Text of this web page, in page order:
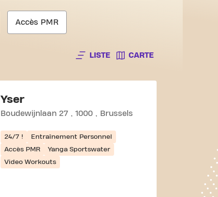
Accès PMR
LISTE CARTE
Yser
Boudewijnlaan 27 1000 Brussels
24/7 !
Entraînement Personnel
Accès PMR
Yanga Sportswater
Video Workouts